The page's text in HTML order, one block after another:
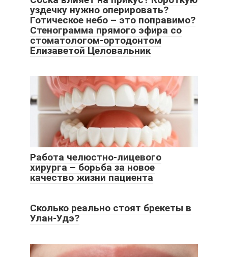
уздечку нужно оперировать?
Готическое небо – это поправимо?
Стенограмма прямого эфира со
стоматологом-ортодонтом
Елизаветой Целовальник
Работа челюстно-лицевого
хирурга – борьба за новое
качество жизни пациента
Сколько реально стоят брекеты в
Улан-Удэ?